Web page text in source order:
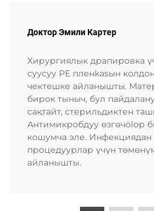
Доктор Эмили Картер
Хирургиялык драпировка
суусуу PE пленkasын
чектешке айланышты.
бирок тыныч, бул
сақтайт, стерильдиктен
Антимикробдуу өзгөчölор
кошумча эле. Инфекциядан
процедуурлар үчүн
айланышты.